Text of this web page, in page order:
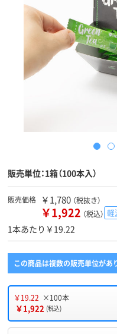
販売単位：1箱（100本入）
販売価格 ￥1,780 （税抜き）
￥1,922 （税込） 軽
1本あたり￥19.22
この商品は複数の販売単位があ
￥19.22 ×100本
￥1,922 (税込)